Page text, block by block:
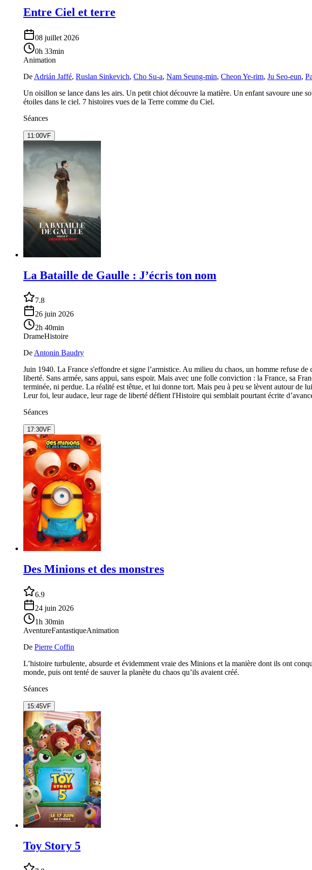
Entre Ciel et terre
08 juillet 2026
0h 33min
Animation
De Adrián Jaffé, Ruslan Sinkevich, Cho Su-a, Nam Seung-min, Cheon Ye-rim, Ju Seo-eun,
Un oisillon se lance dans les airs. Un petit chiot découvre la matière. Un enfant savoure une
étoiles dans le ciel. 7 histoires vues de la Terre comme du Ciel.
Séances
11:00VF
La Bataille de Gaulle : J’écris ton nom
7.8
26 juin 2026
2h 40min
DrameHistoire
DeAntonin Baudry
Juin 1940. La France s'effondre et signe l’armistice. Au milieu du chaos, un homme refuse
liberté. Sans armée, sans appui, sans espoir. Mais avec une folle conviction : la France, sa
terminée, ni perdue. La réalité est têtue, et lui donne tort. Mais peu à peu se lèvent autour de
Leur foi, leur audace, leur rage de liberté défient l'Histoire qui semblait pourtant écrite
Séances
17:30VF
Des Minions et des monstres
6.9
24 juin 2026
1h 30min
AventureFantastiqueAnimation
De Pierre Coffin
L’histoire turbulente, absurde et évidemment vraie des Minions et la manière dont ils ont
monde, puis ont tenté de sauver la planète du chaos qu’ils avaient créé.
Séances
15:45VF
Toy Story 5